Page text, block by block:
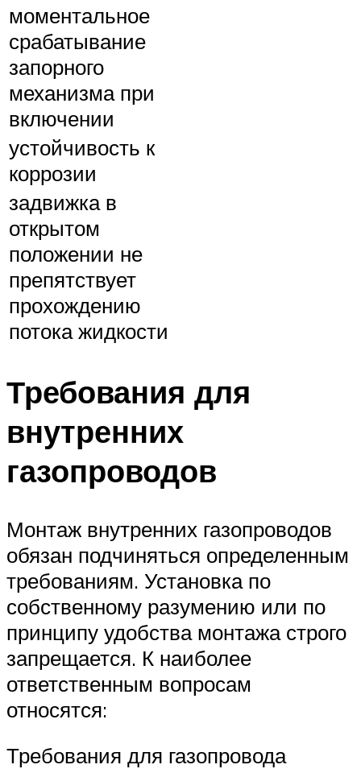
моментальное
срабатывание
запорного
механизма при
включении
устойчивость к
коррозии
задвижка в
открытом
положении не
препятствует
прохождению
потока жидкости
Требования для
внутренних
газопроводов
Монтаж внутренних газопроводов
обязан подчиняться определенным
требованиям. Установка по
собственному разумению или по
принципу удобства монтажа строго
запрещается. К наиболее
ответственным вопросам
относятся:
Требования для газопровода